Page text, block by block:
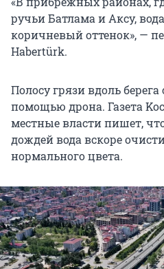
ручьи Батлама и Аксу,
коричневый оттенок», —
Habertürk.
Полосу грязи вдоль берега
помощью дрона. Газета
местные власти пишет,
дождей вода вскоре
нормального цвета.